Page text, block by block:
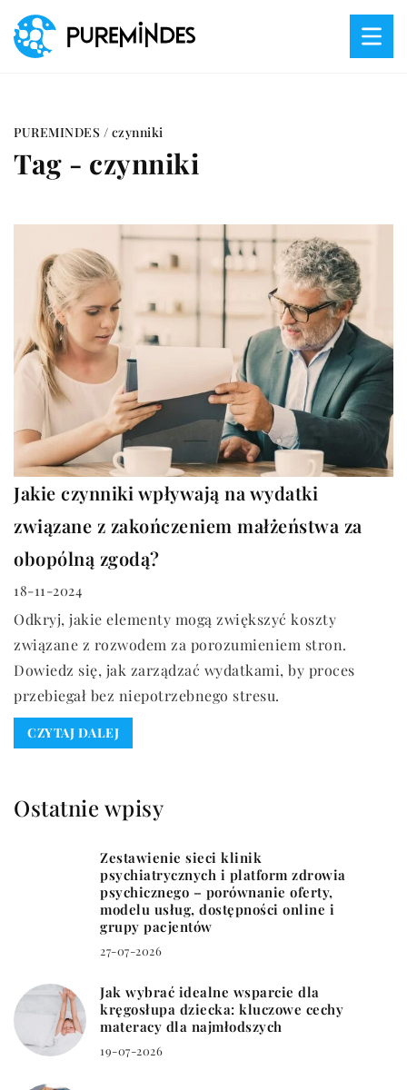
PUREMINDES / czynniki
Tag - czynniki
Jakie czynniki wpływają na wydatki
związane z zakończeniem małżeństwa za
obopólną zgodą?
18-11-2024
Odkryj, jakie elementy mogą zwiększyć koszty
związane z rozwodem za porozumieniem stron.
Dowiedz się, jak zarządzać wydatkami, by proces
przebiegał bez niepotrzebnego stresu.
CZYTAJ DALEJ
Ostatnie wpisy
Zestawienie sieci klinik
psychiatrycznych i platform zdrowia
psychicznego – porównanie oferty,
modelu usług, dostępności online i
grupy pacjentów
27-07-2026
Jak wybrać idealne wsparcie dla
kręgosłupa dziecka: kluczowe cechy
materacy dla najmłodszych
19-07-2026